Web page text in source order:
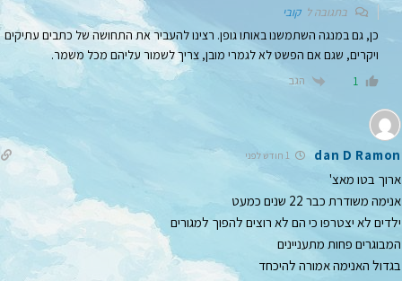
בתגובה לקובי
כן, גם במנגה השתמשנו באותו גופן. רצינו להעביר את התחושה של כתבים עתיקים
ויקרים, שגם אם הפשט לא לגמרי מובן, צריך לשמור עליהם מכל משמר.
1 הגב
dan D Ramon
ארוך בטו מאצ'
אנימה משודרת כבר 22 שנים כמעט
ילדים לא יצטרפו כי הם לא רוצים להפוך למגורים
המבוגרים פחות מתעניינים
בגדול האנימה אמורה להיכחד